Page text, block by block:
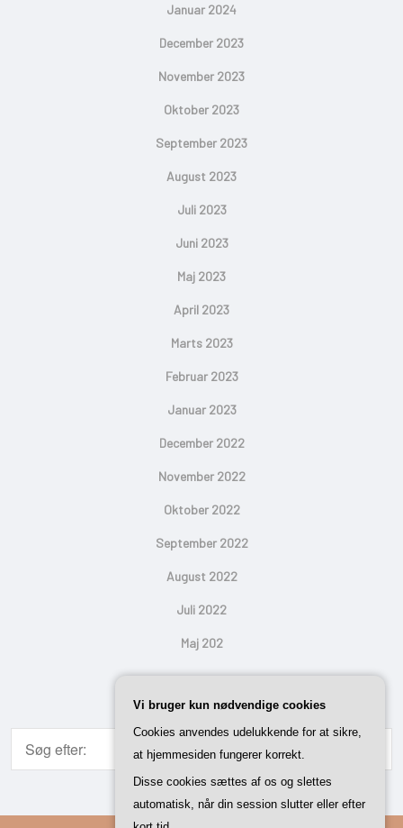
Januar 2024
December 2023
November 2023
Oktober 2023
September 2023
August 2023
Juli 2023
Juni 2023
Maj 2023
April 2023
Marts 2023
Februar 2023
Januar 2023
December 2022
November 2022
Oktober 2022
September 2022
August 2022
Juli 2022
Maj 202
Vi bruger kun nødvendige cookies
Cookies anvendes udelukkende for at sikre,
at hjemmesiden fungerer korrekt.
Disse cookies sættes af os og slettes
automatisk, når din session slutter eller efter